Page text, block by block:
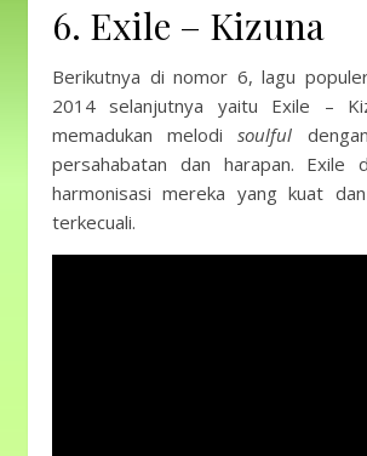
6. Exile – Kizuna
Berikutnya di nomor 6, lagu
2014 selanjutnya yaitu Exile –
memadukan melodisoulful
persahabatan dan harapan. Exile
harmonisasi mereka yang kuat
terkecuali.